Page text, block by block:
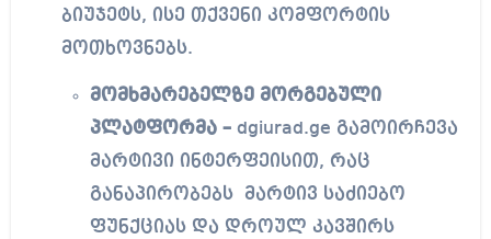
ბიუჯეტს, ისე თქვენი კომფორტის
მოთხოვნებს.
მომხმარებელზე მორგებული
პლატფორმა – dgiurad.ge გამოირჩევა
მარტივი ინტერფეისით, რაც
განაპირობებს მარტივ საძიებო
ფუნქციას და დროულ კავშირს